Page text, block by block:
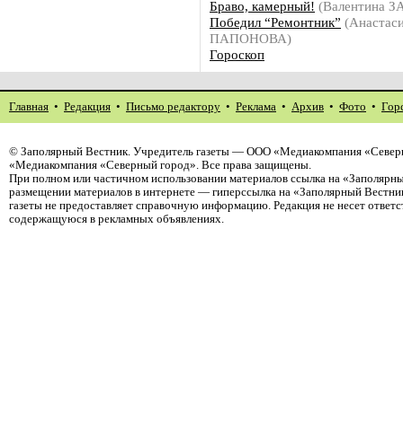
Браво, камерный! (Валентина
Победил “Ремонтник”
ПАПОНОВА)
Гороскоп
Главная • Редакция • Письмо редактору • Реклама • Архив • Фото •
© Заполярный Вестник. Учредитель газеты — ООО «Медиакомпания
«Медиакомпания «Северный город». Все права защищены.
При полном или частичном использовании материалов ссылка на
размещении материалов в интернете — гиперссылка на «Заполярный
газеты не предоставляет справочную информацию. Редакция не несет
содержащуюся в рекламных объявлениях.